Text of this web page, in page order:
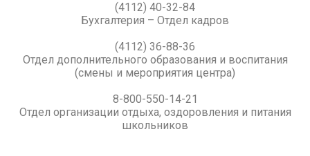
(4112) 40-32-84
Бухгалтерия – Отдел кадров
(4112) 36-88-36
Отдел дополнительного образования и воспитания
(смены и мероприятия центра)
8-800-550-14-21
Отдел организации отдыха, оздоровления и питания
школьников